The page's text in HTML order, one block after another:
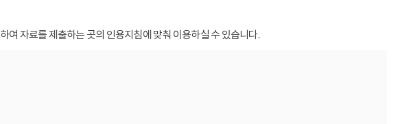
여 자료를 제출하는 곳의 인용지침에 맞춰 이용하실 수 있습니다.